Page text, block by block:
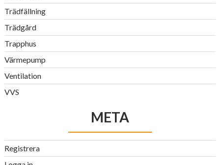
Trädfällning
Trädgård
Trapphus
Värmepump
Ventilation
VVS
META
Registrera